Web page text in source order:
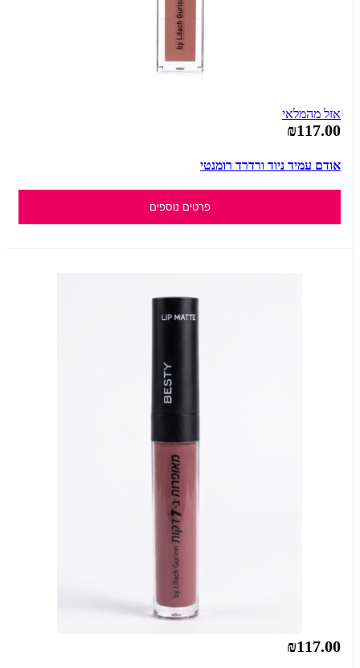
אזל מהמלאי
₪117.00
אודם עמיד ניוד ורדרד רומנטי
פרטים נוספים
₪117.00